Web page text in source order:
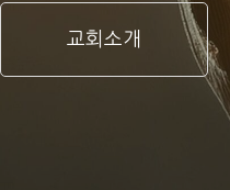
교회소개